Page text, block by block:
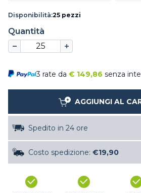
Disponibilità:25 pezzi
Quantità
3 rate da € 149,86 senza
AGGIUNGI AL
Spedito in 24 ore
Costo spedizione: €19,90